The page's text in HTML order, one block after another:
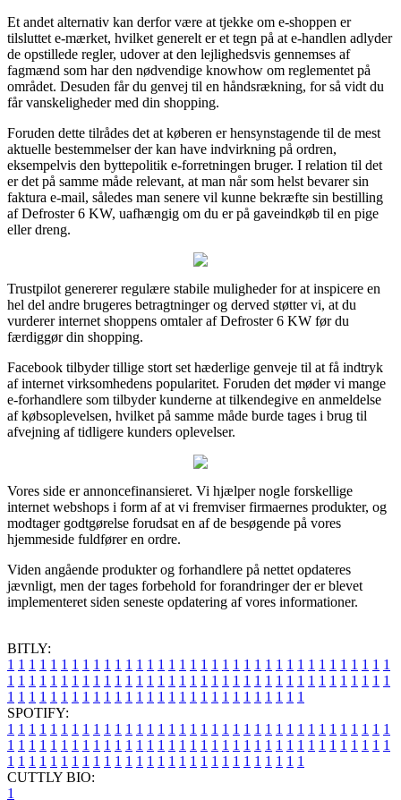
Et andet alternativ kan derfor være at tjekke om e-shoppen er
tilsluttet e-mærket, hvilket generelt er et tegn på at e-handlen adlyder
de opstillede regler, udover at den lejlighedsvis gennemses af
fagmænd som har den nødvendige knowhow om reglementet på
området. Desuden får du genvej til en håndsrækning, for så vidt du
får vanskeligheder med din shopping.
Foruden dette tilrådes det at køberen er hensynstagende til de mest
aktuelle bestemmelser der kan have indvirkning på ordren,
eksempelvis den byttepolitik e-forretningen bruger. I relation til det
er det på samme måde relevant, at man når som helst bevarer sin
faktura e-mail, således man senere vil kunne bekræfte sin bestilling
af Defroster 6 KW, uafhængig om du er på gaveindkøb til en pige
eller dreng.
Trustpilot genererer regulære stabile muligheder for at inspicere en
hel del andre brugeres betragtninger og derved støtter vi, at du
vurderer internet shoppens omtaler af Defroster 6 KW før du
færdiggør din shopping.
Facebook tilbyder tillige stort set hæderlige genveje til at få indtryk
af internet virksomhedens popularitet. Foruden det møder vi mange
e-forhandlere som tilbyder kunderne at tilkendegive en anmeldelse
af købsoplevelsen, hvilket på samme måde burde tages i brug til
afvejning af tidligere kunders oplevelser.
Vores side er annoncefinansieret. Vi hjælper nogle forskellige
internet webshops i form af at vi fremviser firmaernes produkter, og
modtager godtgørelse forudsat en af de besøgende på vores
hjemmeside fuldfører en ordre.
Viden angående produkter og forhandlere på nettet opdateres
jævnligt, men der tages forbehold for forandringer der er blevet
implementeret siden seneste opdatering af vores informationer.
BITLY:
1 1 1 1 1 1 1 1 1 1 1 1 1 1 1 1 1 1 1 1 1 1 1 1 1 1 1 1 1 1 1 1 1 1 1 1
1 1 1 1 1 1 1 1 1 1 1 1 1 1 1 1 1 1 1 1 1 1 1 1 1 1 1 1 1 1 1 1 1 1 1 1
1 1 1 1 1 1 1 1 1 1 1 1 1 1 1 1 1 1 1 1 1 1 1 1 1 1 1 1
SPOTIFY:
1 1 1 1 1 1 1 1 1 1 1 1 1 1 1 1 1 1 1 1 1 1 1 1 1 1 1 1 1 1 1 1 1 1 1 1
1 1 1 1 1 1 1 1 1 1 1 1 1 1 1 1 1 1 1 1 1 1 1 1 1 1 1 1 1 1 1 1 1 1 1 1
1 1 1 1 1 1 1 1 1 1 1 1 1 1 1 1 1 1 1 1 1 1 1 1 1 1 1 1
CUTTLY BIO:
1